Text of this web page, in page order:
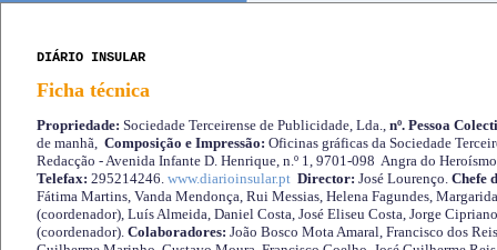
DIÁRIO INSULAR
Ficha técnica
Propriedade: Sociedade Terceirense de Publicidade, Lda., nº. Pessoa
de manhã, Composição e Impressão: Oficinas gráficas da Sociedade
Redacção - Avenida Infante D. Henrique, n.º 1, 9701-098 Angra do
Telefax: 295214246. www.diarioinsular.pt Director: José Lourenço. Chefe
Fátima Martins, Vanda Mendonça, Rui Messias, Helena Fagundes,
(coordenador), Luís Almeida, Daniel Costa, José Eliseu Costa, Jorge
(coordenador). Colaboradores: João Bosco Mota Amaral, Francisco dos